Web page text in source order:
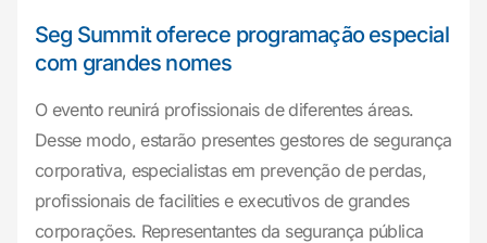
Seg Summit oferece programação especial
com grandes nomes
O evento reunirá profissionais de diferentes áreas.
Desse modo, estarão presentes gestores de segurança
corporativa, especialistas em prevenção de perdas,
profissionais de facilities e executivos de grandes
corporações. Representantes da segurança pública